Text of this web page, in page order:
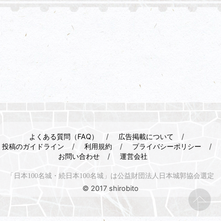
よくある質問（FAQ）
広告掲載について
投稿のガイドライン
利用規約
プライバシーポリシー
お問い合わせ
運営会社
「日本100名城・続日本100名城」は公益財団法人日本城郭協会選定
© 2017 shirobito